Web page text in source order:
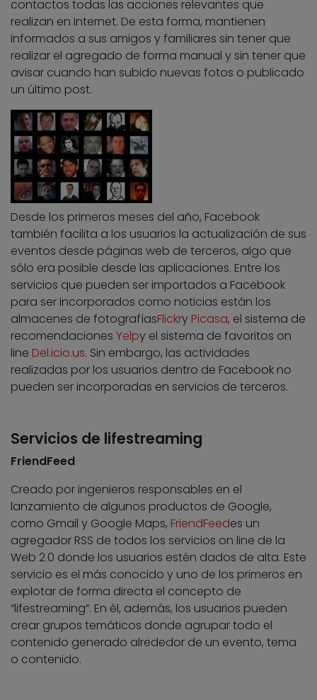
contactos todas las acciones relevantes que
realizan en Internet. De esta forma, mantienen
informados a sus amigos y familiares sin tener que
realizar el agregado de forma manual y sin tener que
avisar cuando han subido nuevas fotos o publicado
un último post.
Desde los primeros meses del año, Facebook
también facilita a los usuarios la actualización de sus
eventos desde páginas web de terceros, algo que
sólo era posible desde las aplicaciones. Entre los
servicios que pueden ser importados a Facebook
para ser incorporados como noticias están los
almacenes de fotografíasFlickry Picasa, el sistema de
recomendaciones Yelpy el sistema de favoritos on
line Del.icio.us. Sin embargo, las actividades
realizadas por los usuarios dentro de Facebook no
pueden ser incorporadas en servicios de terceros.
Servicios de lifestreaming
FriendFeed
Creado por ingenieros responsables en el
lanzamiento de algunos productos de Google,
como Gmail y Google Maps, FriendFeedes un
agregador RSS de todos los servicios on line de la
Web 2.0 donde los usuarios estén dados de alta. Este
servicio es el más conocido y uno de los primeros en
explotar de forma directa el concepto de
“lifestreaming”. En él, además, los usuarios pueden
crear grupos temáticos donde agrupar todo el
contenido generado alrededor de un evento, tema
o contenido.